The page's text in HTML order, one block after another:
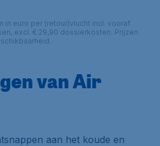
in euro per (retour)vlucht incl. vooraf
excl. € 29,90 dossierkosten. Prijzen
van Air
aan het koude en